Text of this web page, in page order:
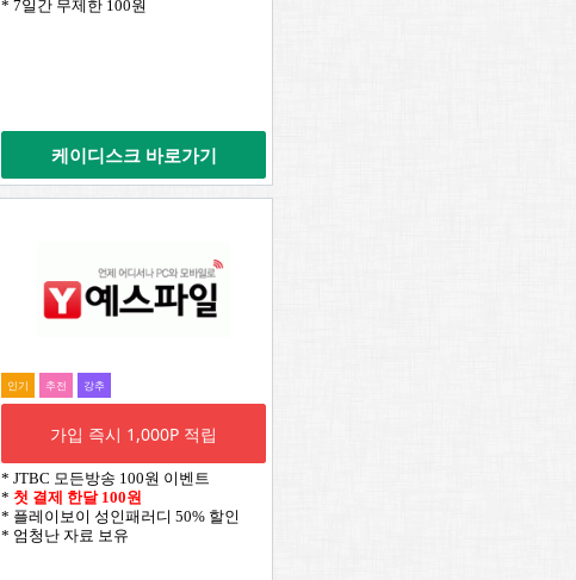
* 7일간 무제한 100원
케이디스크 바로가기
인기 추전 강추
가입 즉시 1,000P 적립
* JTBC 모든방송 100원 이벤트
* 첫 결제 한달 100원
* 플레이보이 성인패러디 50% 할인
* 엄청난 자료 보유